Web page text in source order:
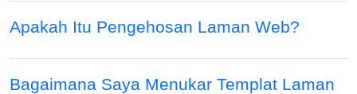
Apakah Itu Pengehosan Laman Web?
Bagaimana Saya Menukar Templat Laman